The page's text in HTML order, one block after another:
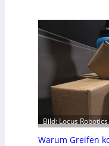
Bild: Locus
Warum Greifen